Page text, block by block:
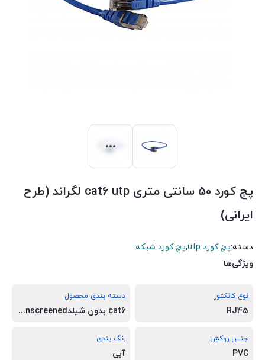
پچ کورد ۵۰ سانتی متری cat6 utp لگراند (طرح
ایرانی)
دسته:پچ کورد utp ,پچ کورد شبکه
ویژگی‌ها
نوع کانکتور
RJ45
دسته بندی محصول
cat6 بدون شیلدUTP unscreened
جنس روکش
PVC
رنگ بندی
آبی